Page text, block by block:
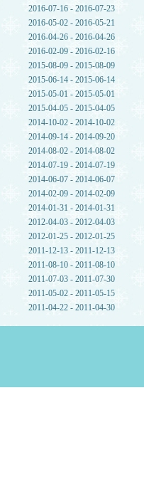
2016-07-16 - 2016-07-23
2016-05-02 - 2016-05-21
2016-04-26 - 2016-04-26
2016-02-09 - 2016-02-16
2015-08-09 - 2015-08-09
2015-06-14 - 2015-06-14
2015-05-01 - 2015-05-01
2015-04-05 - 2015-04-05
2014-10-02 - 2014-10-02
2014-09-14 - 2014-09-20
2014-08-02 - 2014-08-02
2014-07-19 - 2014-07-19
2014-06-07 - 2014-06-07
2014-02-09 - 2014-02-09
2014-01-31 - 2014-01-31
2012-04-03 - 2012-04-03
2012-01-25 - 2012-01-25
2011-12-13 - 2011-12-13
2011-08-10 - 2011-08-10
2011-07-03 - 2011-07-30
2011-05-02 - 2011-05-15
2011-04-22 - 2011-04-30